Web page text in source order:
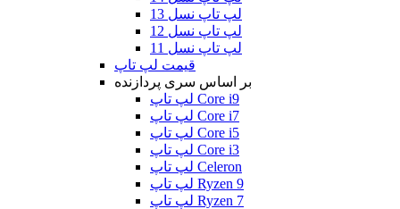
لپ تاپ نسل 13
لپ تاپ نسل 12
لپ تاپ نسل 11
قیمت لپ تاپ
بر اساس سری پردازنده
لپ تاپ Core i9
لپ تاپ Core i7
لپ تاپ Core i5
لپ تاپ Core i3
لپ تاپ Celeron
لپ تاپ Ryzen 9
لپ تاپ Ryzen 7